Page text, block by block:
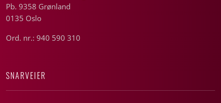
Pb. 9358 Grønland
0135 Oslo
Ord. nr.: 940 590 310
SNARVEIER